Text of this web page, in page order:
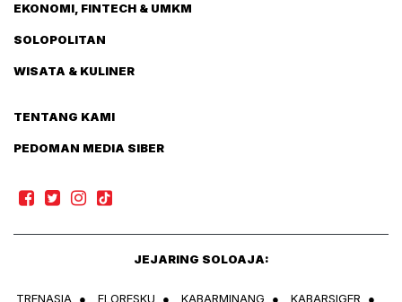
EKONOMI, FINTECH & UMKM
SOLOPOLITAN
WISATA & KULINER
TENTANG KAMI
PEDOMAN MEDIA SIBER
JEJARING SOLOAJA:
TRENASIA ● FLORESKU ● KABARMINANG ● KABARSIGER ●